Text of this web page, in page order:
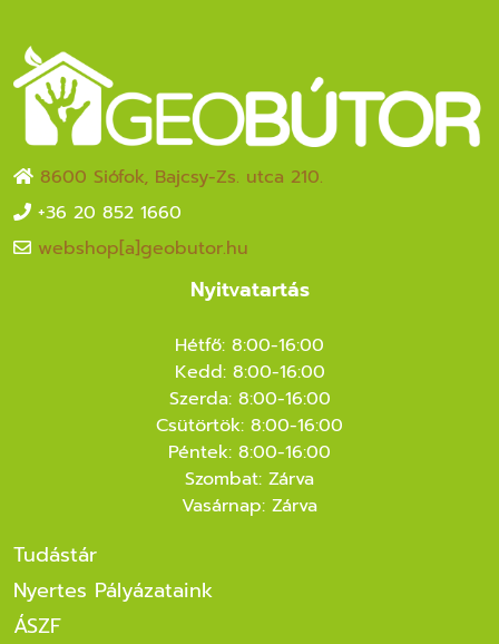
8600 Siófok, Bajcsy-Zs. utca 210.
+36 20 852 1660
webshop[a]geobutor.hu
Nyitvatartás
Hétfő: 8:00-16:00
Kedd: 8:00-16:00
Szerda: 8:00-16:00
Csütörtök: 8:00-16:00
Péntek: 8:00-16:00
Szombat: Zárva
Vasárnap: Zárva
Tudástár
Nyertes Pályázataink
ÁSZF